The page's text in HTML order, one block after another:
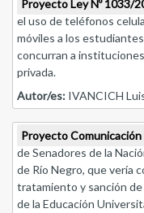
Proyecto Ley Nº 1033/
el uso de teléfonos
móviles a los
concurran a
privada.
Autor/es: IVANCICH
Proyecto Comunicación
de Senadores de la
de Río Negro, que vería
tratamiento y sanción
de la Educación